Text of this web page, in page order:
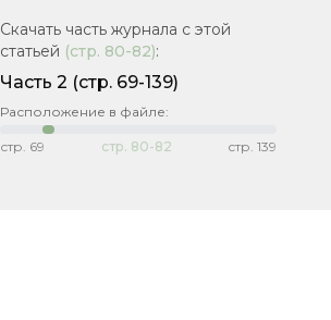
Скачать часть журнала с этой
статьей (стр. 80-82):
Часть 2 (стр. 69-139)
Расположение в файле:
стр. 69 стр. 80-82 стр. 139